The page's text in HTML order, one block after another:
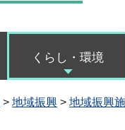
くらし・環境
> 地域振興 > 地域振興